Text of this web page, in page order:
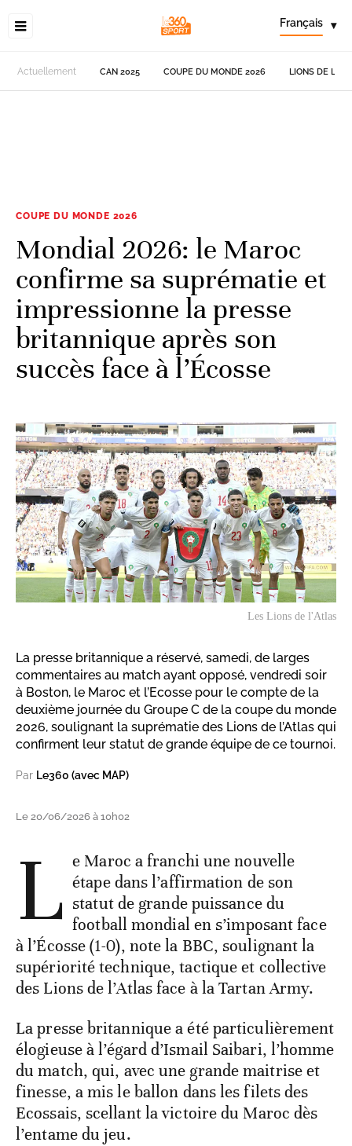
Français ▾
Actuellement CAN 2025 COUPE DU MONDE 2026 LIONS DE
COUPE DU MONDE 2026
Mondial 2026: le Maroc
confirme sa suprématie et
impressionne la presse
britannique après son
succès face à l’Écosse
Les Lions de l'Atlas
La presse britannique a réservé, samedi, de larges
commentaires au match ayant opposé, vendredi soir
à Boston, le Maroc et l’Ecosse pour le compte de la
deuxième journée du Groupe C de la coupe du monde
2026, soulignant la suprématie des Lions de l’Atlas qui
confirment leur statut de grande équipe de ce tournoi.
Par Le360 (avec MAP)
Le 20/06/2026 à 10h02
L e Maroc a franchi une nouvelle
étape dans l’affirmation de son
statut de grande puissance du
football mondial en s’imposant face
à l’Écosse (1-0), note la BBC, soulignant la
supériorité technique, tactique et collective
des Lions de l’Atlas face à la Tartan Army.
La presse britannique a été particulièrement
élogieuse à l’égard d’Ismail Saibari, l’homme
du match, qui, avec une grande maitrise et
finesse, a mis le ballon dans les filets des
Ecossais, scellant la victoire du Maroc dès
l’entame du jeu.